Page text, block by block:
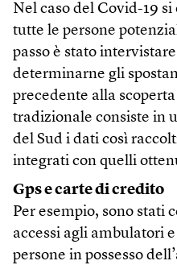
Nel caso del Covid-19
tutte le persone
passo è stato
determinarne gli
precedente alla
tradizionale consiste in
del Sud i dati così
integrati con quelli
Gps e carte di credito
Per esempio, sono stati
accessi agli ambulatori
persone in possesso